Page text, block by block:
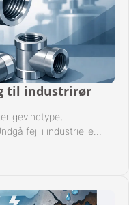
til industrirør
gevindtype,
fejl i industrielle